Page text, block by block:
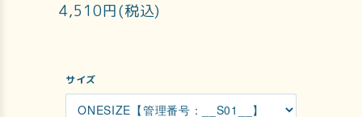
4,510円(税込)
サイズ